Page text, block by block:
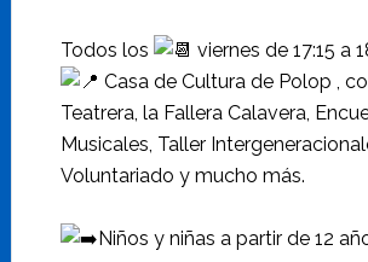
Todos los
viernes de 17:15 a
Casa de Cultura de Polop ,
Teatrera, la Fallera Calavera,
Musicales, Taller
Voluntariado y mucho más.
Niños y niñas a partir de 12